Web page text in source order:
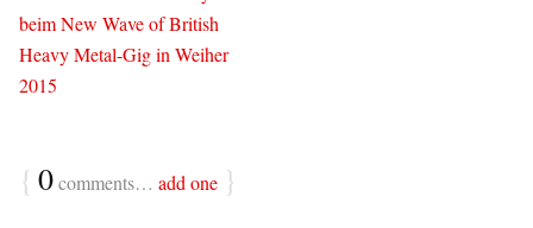
{ 0comments… add one }